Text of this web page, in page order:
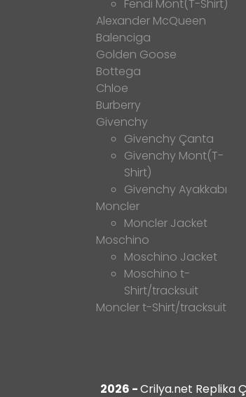
Fendi Mont(T-Shirt)
Alexander McQueen
Balenciga
Golden Goose
Bottega
Chloe
Burberry
Givenchy
Givenchy Çanta
Givenchy Mont(T-
Shirt)
Givenchy Ayakkabı
Moncler
Moncler Jacket
Moschino
Moschino Jacket
Moschino t-
Shirt/tracksuit
Moncler t-Shirt/tracksuit
2026 -Crilya.net Replika